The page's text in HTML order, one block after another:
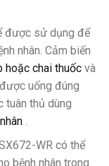
được sử dụng để
nhân. Cảm biến
hoặc chai thuốcvà
uống đúng
tuân thủ dùng
.
WR có thể
bệnh nhân trong